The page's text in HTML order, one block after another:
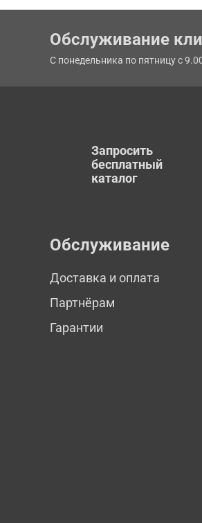
Обслуживание
С понедельника по пятницу с
Запросить
бесплатный
каталог
Обслуживание
Доставка и оплата
Партнёрам
Гарантии